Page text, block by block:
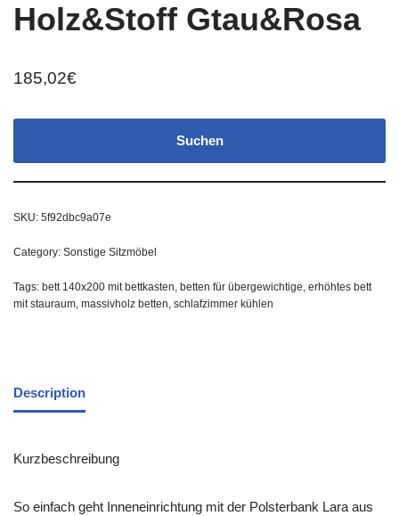
Holz&Stoff Gtau&Rosa
185,02€
Suchen
SKU: 5f92dbc9a07e
Category: Sonstige Sitzmöbel
Tags: bett 140x200 mit bettkasten, betten für übergewichtige, erhöhtes bett
mit stauraum, massivholz betten, schlafzimmer kühlen
Description
Kurzbeschreibung
So einfach geht Inneneinrichtung mit der Polsterbank Lara aus